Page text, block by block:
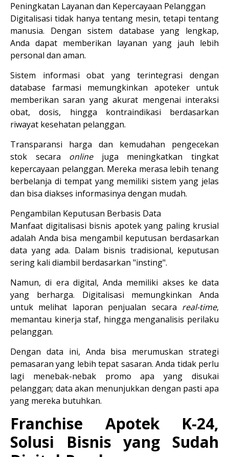
Peningkatan Layanan dan Kepercayaan Pelanggan
Digitalisasi tidak hanya tentang mesin, tetapi tentang
manusia. Dengan sistem database yang lengkap,
Anda dapat memberikan layanan yang jauh lebih
personal dan aman.
Sistem informasi obat yang terintegrasi dengan
database farmasi memungkinkan apoteker untuk
memberikan saran yang akurat mengenai interaksi
obat, dosis, hingga kontraindikasi berdasarkan
riwayat kesehatan pelanggan.
Transparansi harga dan kemudahan pengecekan
stok secara online juga meningkatkan tingkat
kepercayaan pelanggan. Mereka merasa lebih tenang
berbelanja di tempat yang memiliki sistem yang jelas
dan bisa diakses informasinya dengan mudah.
Pengambilan Keputusan Berbasis Data
Manfaat digitalisasi bisnis apotek yang paling krusial
adalah Anda bisa mengambil keputusan berdasarkan
data yang ada. Dalam bisnis tradisional, keputusan
sering kali diambil berdasarkan "insting".
Namun, di era digital, Anda memiliki akses ke data
yang berharga. Digitalisasi memungkinkan Anda
untuk melihat laporan penjualan secara real-time,
memantau kinerja staf, hingga menganalisis perilaku
pelanggan.
Dengan data ini, Anda bisa merumuskan strategi
pemasaran yang lebih tepat sasaran. Anda tidak perlu
lagi menebak-nebak promo apa yang disukai
pelanggan; data akan menunjukkan dengan pasti apa
yang mereka butuhkan.
Franchise Apotek K-24,
Solusi Bisnis yang Sudah